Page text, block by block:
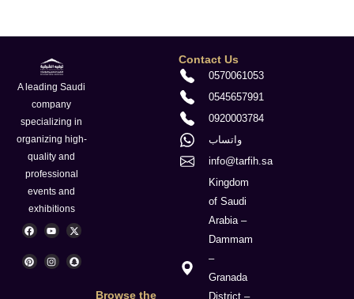
A leading Saudi
company
specializing in
organizing high-
quality and
professional
events and
exhibitions
F
a
c
b
o
Y
o
u
u
b
X
-
t
i
t
P
i
n
e
r
I
n
s
a
g
S
n
a
c
h
Browse the
Contact Us
0570061053
0545657991
0920003784
واتساب
info@tarfih.sa
Kingdom
of Saudi
Arabia –
Dammam
–
Granada
District –